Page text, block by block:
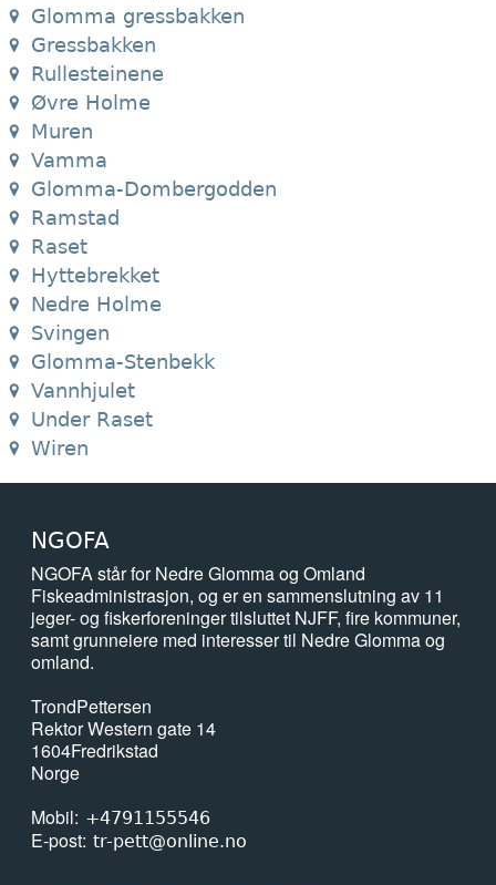
Glomma gressbakken
Gressbakken
Rullesteinene
Øvre Holme
Muren
Vamma
Glomma-Dombergodden
Ramstad
Raset
Hyttebrekket
Nedre Holme
Svingen
Glomma-Stenbekk
Vannhjulet
Under Raset
Wiren
NGOFA
NGOFA står for Nedre Glomma og Omland
Fiskeadministrasjon, og er en sammenslutning av 11
jeger- og fiskerforeninger tilsluttet NJFF, fire kommuner,
samt grunneiere med interesser til Nedre Glomma og
omland.
TrondPettersen
Rektor Western gate 14
1604Fredrikstad
Norge
Mobil
+4791155546
E-post tr-pett@online.no